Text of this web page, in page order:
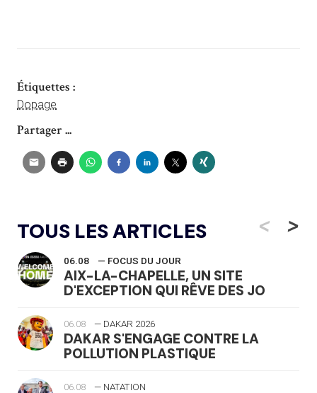
Étiquettes :
Dopage
Partager ...
TOUS LES ARTICLES <
06.08 — FOCUS DU JOUR
AIX-LA-CHAPELLE, UN SITE
D'EXCEPTION QUI RÊVE DES JO
06.08 — DAKAR 2026
DAKAR S'ENGAGE CONTRE LA
POLLUTION PLASTIQUE
06.08 — NATATION
>